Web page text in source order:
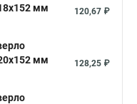
мм
120,67 ₽
мм
128,25 ₽